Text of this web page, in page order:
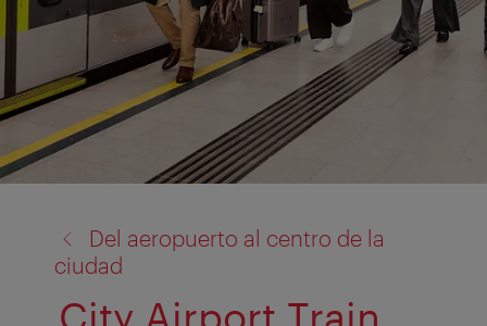
Del aeropuerto al centro de la
ciudad
City Airport Train